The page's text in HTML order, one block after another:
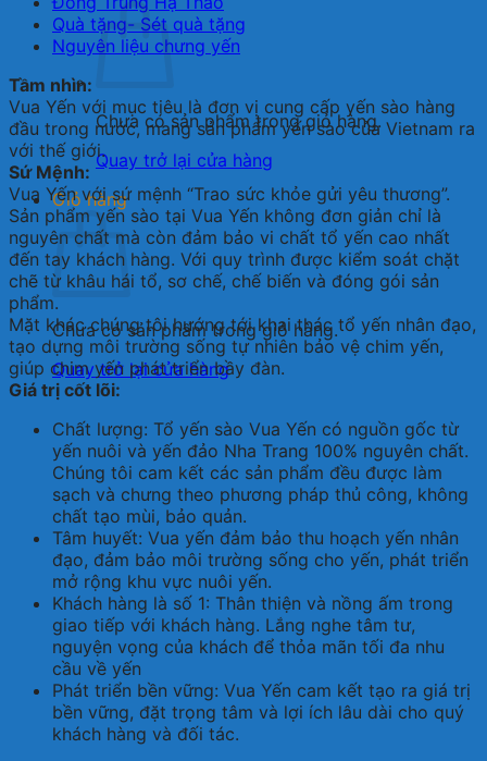
Chưa có sản phẩm trong giỏ hàng.
Quay trở lại cửa hàng
Giỏ hàng
Chưa có sản phẩm trong giỏ hàng.
Quay trở lại cửa hàng
Quà tặng- Sét quà tặng
Nguyên liệu chưng yến
Tầm nhìn:
Vua Yến với mục tiêu là đơn vị cung cấp yến sào hàng
đầu trong nước, mang sản phẩm yến sào của Vietnam ra
với thế giới.
Sứ Mệnh:
Vua Yến với sứ mệnh “Trao sức khỏe gửi yêu thương”.
Sản phẩm yến sào tại Vua Yến không đơn giản chỉ là
nguyên chất mà còn đảm bảo vi chất tổ yến cao nhất
đến tay khách hàng. Với quy trình được kiểm soát chặt
chẽ từ khâu hái tổ, sơ chế, chế biến và đóng gói sản
phẩm.
Mặt khác chúng tôi hướng tới khai thác tổ yến nhân đạo,
tạo dựng môi trường sống tự nhiên bảo vệ chim yến,
giúp chim yến phát triển bầy đàn.
Giá trị cốt lõi:
Chất lượng: Tổ yến sào Vua Yến có nguồn gốc từ
yến nuôi và yến đảo Nha Trang 100% nguyên chất.
Chúng tôi cam kết các sản phẩm đều được làm
sạch và chưng theo phương pháp thủ công, không
chất tạo mùi, bảo quản.
Tâm huyết: Vua yến đảm bảo thu hoạch yến nhân
đạo, đảm bảo môi trường sống cho yến, phát triển
mở rộng khu vực nuôi yến.
Khách hàng là số 1: Thân thiện và nồng ấm trong
giao tiếp với khách hàng. Lắng nghe tâm tư,
nguyện vọng của khách để thỏa mãn tối đa nhu
cầu về yến
Phát triển bền vững: Vua Yến cam kết tạo ra giá trị
bền vững, đặt trọng tâm và lợi ích lâu dài cho quý
khách hàng và đối tác.